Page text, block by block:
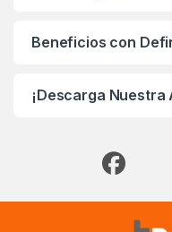
Beneficios con
¡Descarga Nuestra